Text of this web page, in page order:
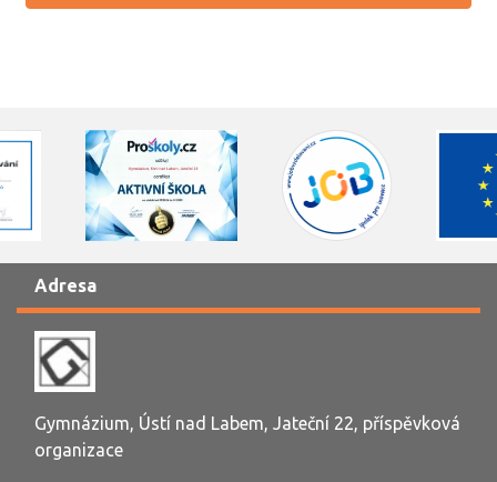
Adresa
Gymnázium, Ústí nad Labem, Jateční 22, příspěvková
organizace